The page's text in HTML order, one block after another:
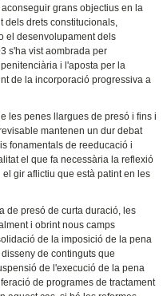
grans objectius en la
drets constitucionals,
el desenvolupament dels
s'ha vist aombrada per
i l'aposta per la
de la incorporació progressiva a
les penes llargues de presó i fins i
mantenen un dur debat
fonamentals de reeducació i
el que fa necessària la reflexió
gir aflictiu que està patint en les
de presó de curta duració, les
i obrint nous camps
de la imposició de la pena
de continguts que
de l'execució de la pena
de programes de tractament